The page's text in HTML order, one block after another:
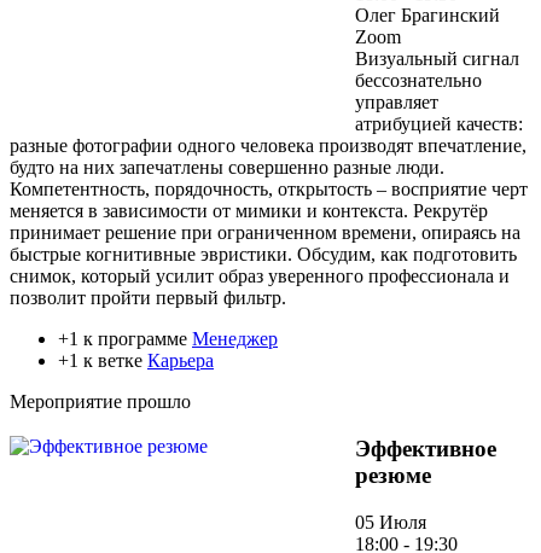
Олег Брагинский
Zoom
Визуальный сигнал
бессознательно
управляет
атрибуцией качеств:
разные фотографии одного человека производят впечатление,
будто на них запечатлены совершенно разные люди.
Компетентность, порядочность, открытость – восприятие черт
меняется в зависимости от мимики и контекста. Рекрутёр
принимает решение при ограниченном времени, опираясь на
быстрые когнитивные эвристики. Обсудим, как подготовить
снимок, который усилит образ уверенного профессионала и
позволит пройти первый фильтр.
+1 к программе Менеджер
+1 к ветке Карьера
Мероприятие прошло
Эффективное
резюме
05 Июля
18:00 - 19:30